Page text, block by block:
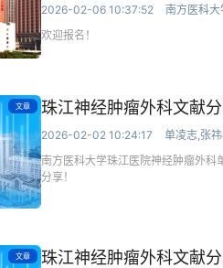
2026-02-06 10:37:52
南方医科
欢迎报名！
文章 珠江神经肿瘤外科文献
2026-02-02 10:24:17
单凌志,张
南方医科大学珠江医院神经肿瘤外科
分享！
文章 珠江神经肿瘤外科文献